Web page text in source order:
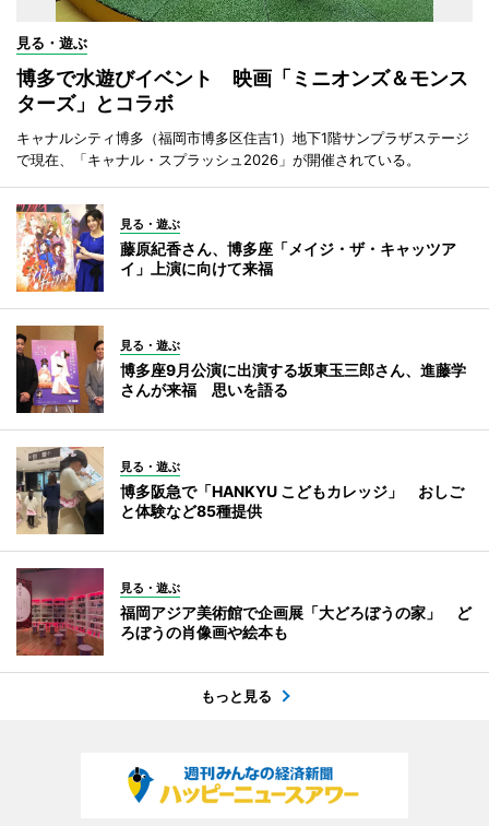
見る・遊ぶ
博多で水遊びイベント 映画「ミニオンズ＆モンス
ターズ」とコラボ
キャナルシティ博多（福岡市博多区住吉1）地下1階サンプラザステージ
で現在、「キャナル・スプラッシュ2026」が開催されている。
見る・遊ぶ
藤原紀香さん、博多座「メイジ・ザ・キャッツア
イ」上演に向けて来福
見る・遊ぶ
博多座9月公演に出演する坂東玉三郎さん、進藤学
さんが来福 思いを語る
見る・遊ぶ
博多阪急で「HANKYU こどもカレッジ」 おしご
と体験など85種提供
見る・遊ぶ
福岡アジア美術館で企画展「大どろぼうの家」 ど
ろぼうの肖像画や絵本も
もっと見る